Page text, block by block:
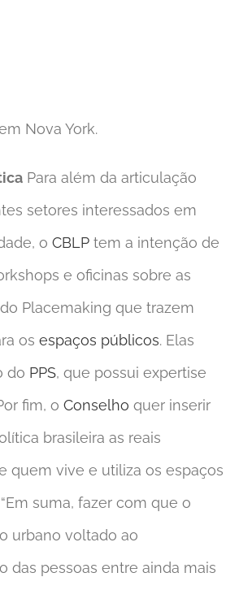
Nova York.
Para além da articulação
setores interessados em
o CBLP tem a intenção de
e oficinas sobre as
Placemaking que trazem
os espaços públicos. Elas
do PPS, que possui expertise
fim, o Conselho quer inserir
brasileira as reais
quem vive e utiliza os espaços
suma, fazer com que o
urbano voltado ao
das pessoas entre ainda mais